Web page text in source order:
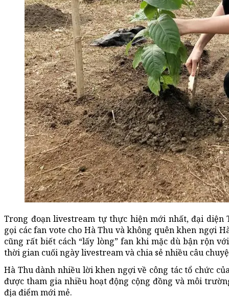
Trong đoạn livestream tự thực hiện mới nhất, đại diện
gọi các fan vote cho Hà Thu và không quên khen ngợi
cũng rất biết cách “lấy lòng” fan khi mặc dù bận rộn
thời gian cuối ngày livestream và chia sẻ nhiều câu
Hà Thu dành nhiều lời khen ngợi về công tác tổ chức
được tham gia nhiều hoạt động cộng đồng và môi
địa điểm mới mẻ.